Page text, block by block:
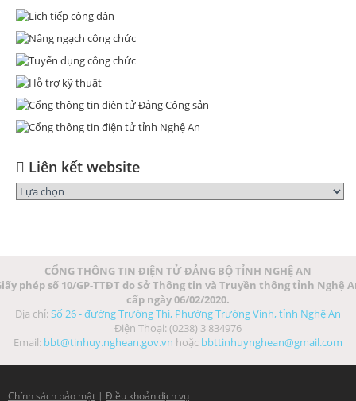
Liên kết website
CỔNG THÔNG TIN ĐIỆN TỬ ĐẢNG BỘ TỈNH NGHỆ AN
phép số 10/GP-TTĐT do Sở Thông tin và Truyền thông tỉnh Nghệ
cấp ngày 06/02/2020.
Địa chỉ: Số 26 - đường Trường Thi, Phường Trường Vinh, tỉnh Nghệ An
Điện Thoại: (0238) 3 834976
Email: bbt@tinhuy.nghean.gov.vn hoặc bbttinhuynghean@gmail.com
Chính sách bảo mật | Điều khoản dịch vụ